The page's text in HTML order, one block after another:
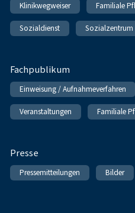
Klinikwegweiser Familiale
Sozialdienst Sozialzentrum
Fachpublikum
Einweisung / Aufnahmeverfahren
Veranstaltungen Familiale
Presse
Pressemitteilungen Bilder